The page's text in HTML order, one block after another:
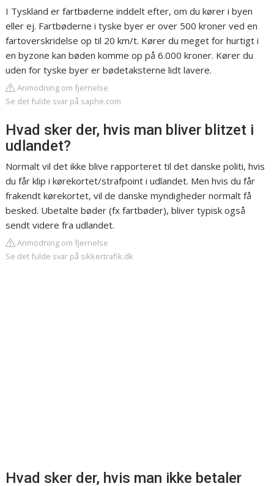
I Tyskland er fartbøderne inddelt efter, om du kører i byen
eller ej. Fartbøderne i tyske byer er over 500 kroner ved en
fartoverskridelse op til 20 km/t. Kører du meget for hurtigt i
en byzone kan bøden komme op på 6.000 kroner. Kører du
uden for tyske byer er bødetaksterne lidt lavere.
Anmodning om fjernelse
Se det fulde svar på saphe.com
Hvad sker der, hvis man bliver blitzet i
udlandet?
Normalt vil det ikke blive rapporteret til det danske politi, hvis
du får klip i kørekortet/strafpoint i udlandet. Men hvis du får
frakendt kørekortet, vil de danske myndigheder normalt få
besked. Ubetalte bøder (fx fartbøder), bliver typisk også
sendt videre fra udlandet.
Anmodning om fjernelse
Se det fulde svar på sikkertrafik.dk
Hvad sker der, hvis man ikke betaler